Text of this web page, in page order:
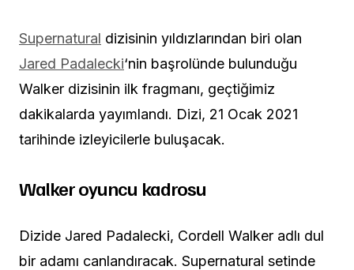
Supernatural dizisinin yıldızlarından biri olan
Jared Padalecki‘nin başrolünde bulunduğu
Walker dizisinin ilk fragmanı, geçtiğimiz
dakikalarda yayımlandı. Dizi, 21 Ocak 2021
tarihinde izleyicilerle buluşacak.
Walker oyuncu kadrosu
Dizide Jared Padalecki, Cordell Walker adlı dul
bir adamı canlandıracak. Supernatural setinde